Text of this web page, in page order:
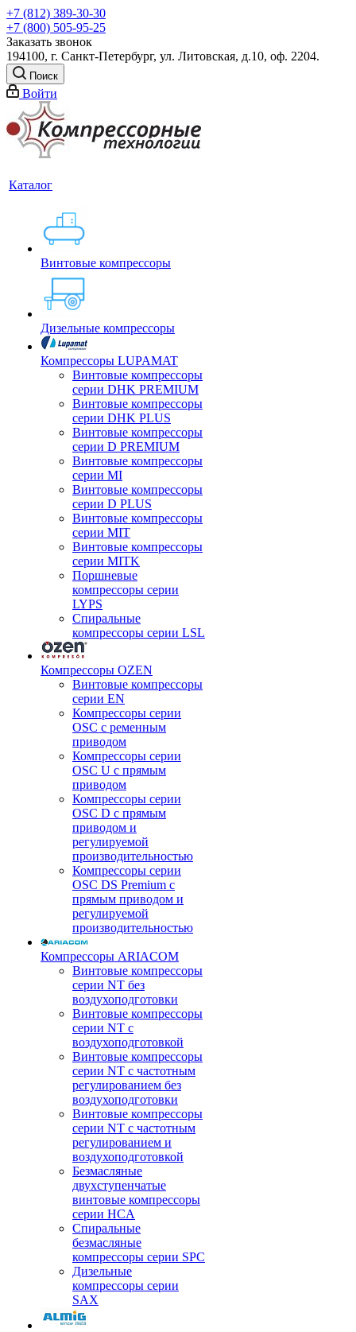
+7 (812) 389-30-30
+7 (800) 505-95-25
Заказать звонок
194100, г. Санкт-Петербург, ул. Литовская, д.10, оф. 2204.
Поиск
Войти
Каталог
Винтовые компрессоры
Дизельные компрессоры
Компрессоры LUPAMAT
Винтовые компрессоры
серии DHK PREMIUM
Винтовые компрессоры
серии DHK PLUS
Винтовые компрессоры
серии D PREMIUM
Винтовые компрессоры
серии MI
Винтовые компрессоры
серии D PLUS
Винтовые компрессоры
серии MIT
Винтовые компрессоры
серии MITK
Поршневые
компрессоры серии
LYPS
Спиральные
компрессоры серии LSL
Компрессоры OZEN
Винтовые компрессоры
серии EN
Компрессоры серии
OSC с ременным
приводом
Компрессоры серии
OSC U с прямым
приводом
Компрессоры серии
OSC D с прямым
приводом и
регулируемой
производительностью
Компрессоры серии
OSC DS Premium с
прямым приводом и
регулируемой
производительностью
Компрессоры ARIACOM
Винтовые компрессоры
серии NT без
воздухоподготовки
Винтовые компрессоры
серии NT c
воздухоподготовкой
Винтовые компрессоры
серии NT с частотным
регулированием без
воздухоподготовки
Винтовые компрессоры
серии NT с частотным
регулированием и
воздухоподготовкой
Безмасляные
двухступенчатые
винтовые компрессоры
серии HCA
Спиральные
безмасляные
компрессоры серии SPC
Дизельные
компрессоры серии
SAX